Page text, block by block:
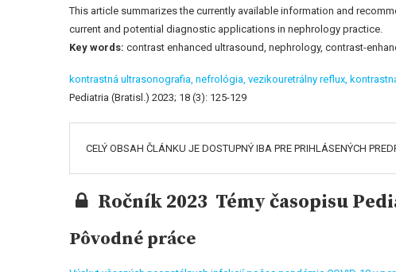
This article summarizes the currently available information and
current and potential diagnostic applications in nephrology practice.
Key words: contrast enhanced ultrasound, nephrology, contrast-
kontrastná ultrasonografia, nefrológia, vezikouretrálny reflux,
Pediatria (Bratisl.) 2023; 18 (3): 125-129
CELÝ OBSAH ČLÁNKU JE DOSTUPNÝ IBA PRE PRIHLÁSENÝCH
Ročník 2023 Témy časopisu
Pôvodné práce